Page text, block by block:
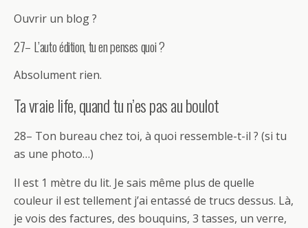
Ouvrir un blog ?
27– L’auto édition, tu en penses quoi ?
Absolument rien.
Ta vraie life, quand tu n’es pas au boulot
28– Ton bureau chez toi, à quoi ressemble-t-il ? (si tu
as une photo…)
Il est 1 mètre du lit. Je sais même plus de quelle
couleur il est tellement j’ai entassé de trucs dessus. Là,
je vois des factures, des bouquins, 3 tasses, un verre,